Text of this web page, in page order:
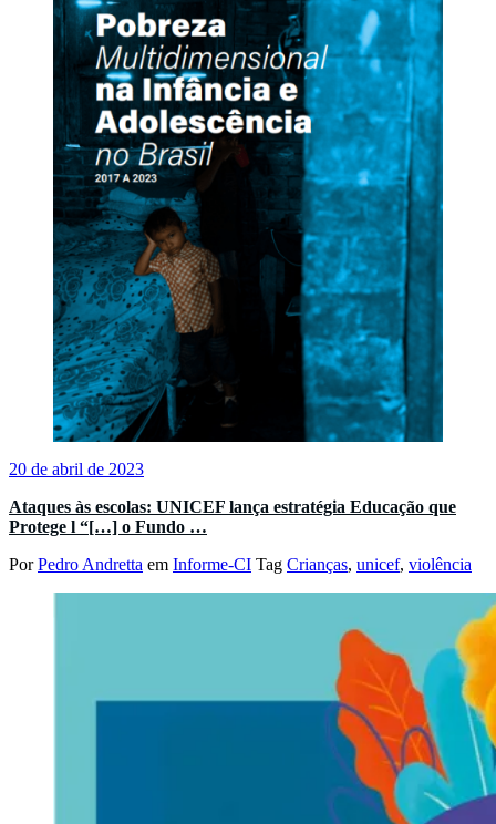
20 de abril de 2023
Ataques às escolas: UNICEF lança estratégia Educação que
Protege l “[…] o Fundo …
PorPedro Andretta em Informe-CI Tag Crianças, unicef, violência